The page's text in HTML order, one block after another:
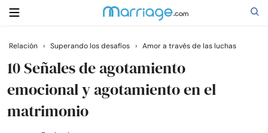
Buscar
Casarse
Relación › Superando los desafíos › Amor a través de las luchas
10 Señales de agotamiento
emocional y agotamiento en el
matrimonio